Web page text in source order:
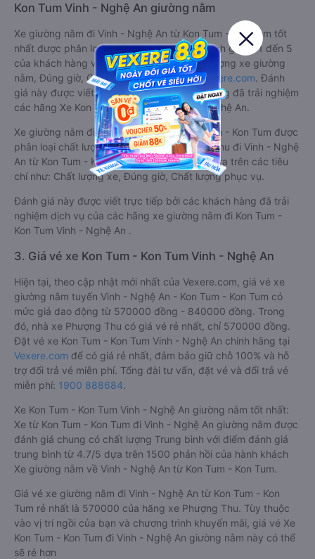
Kon Tum Vinh - Nghệ An giường nằm
Xe giường nằm đi Vinh - Nghệ An từ Kon Tum - Kon Tum tốt
nhất được phân loại chất lượng dựa trên đánh giá từ 1 đến 5
của khách hàng với các tiêu chí như: Chất lượng xe giường
nằm, Đúng giờ, Chất lượng phục vụ trênVexere.com. Đánh
giá này được viết trực tiếp bởi các khách hàng đã trải nghiệm
các hãng Xe Kon Tum - Kon Tum đi Vinh - Nghệ An.
Xe giường nằm đi Vinh - Nghệ An từ Kon Tum - Kon Tum được
phân loại chất lượng tốt nhất là xe Phượng Thu đi Vinh - Nghệ
An từ Kon Tum - Kon Tum đạt 4.7 / 5 điểm dựa trên các tiêu
chí như: Chất lượng xe, Đúng giờ, Chất lượng phục vụ.
Đánh giá này được viết trực tiếp bởi các khách hàng đã trải
nghiệm dịch vụ của các hãng xe giường nằm đi Kon Tum -
Kon Tum Vinh - Nghệ An .
3. Giá vé xe Kon Tum - Kon Tum Vinh - Nghệ An
Hiện tại, theo cập nhật mới nhất của Vexere.com, giá vé xe
giường nằm tuyến Vinh - Nghệ An - Kon Tum - Kon Tum có
mức giá dao động từ 570000 đồng - 840000 đồng. Trong
đó, nhà xe Phượng Thu có giá vé rẻ nhất, chỉ 570000 đồng.
Đặt vé xe Kon Tum - Kon Tum Vinh - Nghệ An chính hãng tại
Vexere.com để có giá rẻ nhất, đảm bảo giữ chỗ 100% và hỗ
trợ đổi trả vé miễn phí. Tổng đài tư vấn, đặt vé và đổi trả vé
miễn phí: 1900 888684.
Xe Kon Tum - Kon Tum Vinh - Nghệ An giường nằm tốt nhất:
Xe từ Kon Tum - Kon Tum đi Vinh - Nghệ An giường nằm được
đánh giá chung có chất lượng Trung bình với điểm đánh giá
trung bình từ 4.7/5 dựa trên 1500 phản hồi của hành khách
Xe giường nằm về Vinh - Nghệ An từ Kon Tum - Kon Tum.
Giá vé xe giường nằm đi Vinh - Nghệ An từ Kon Tum - Kon
Tum rẻ nhất là 570000 của hãng xe Phượng Thu. Tùy thuộc
vào vị trí ngồi của bạn và chương trình khuyến mãi, giá vé Xe
Kon Tum - Kon Tum đi Vinh - Nghệ An giường nằm này có thể
sẽ rẻ hơn